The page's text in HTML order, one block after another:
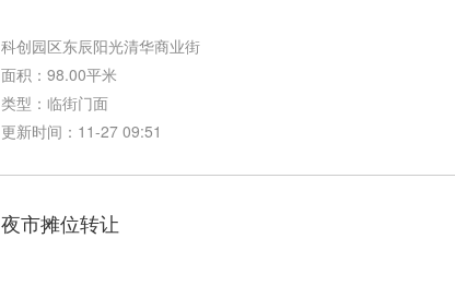
科创园区东辰阳光清华商业街
面积：98.00平米
类型：临街门面
更新时间：11-27 09:51
夜市摊位转让